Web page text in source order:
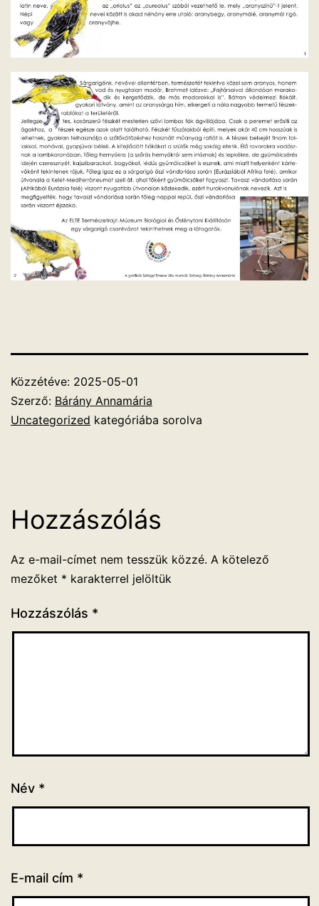
Közzétéve: 2025-05-01
Szerző: Bárány Annamária
Uncategorized kategóriába sorolva
Hozzászólás
Az e-mail-címet nem tesszük közzé. A kötelező
mezőket * karakterrel jelöltük
Hozzászólás *
Név *
E-mail cím *